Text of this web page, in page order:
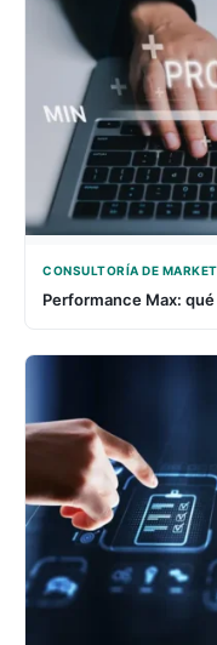
CONSULTORÍA DE
Performance Max: